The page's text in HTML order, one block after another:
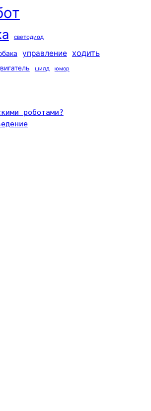
светодиод
управление ходить
шилд юмор
роботами?